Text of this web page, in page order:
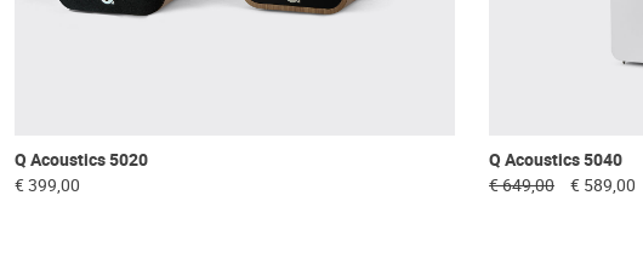
Q Acoustics 5020
€ 399,00
Q Acoustics 5040
€ 649,00 € 589,00